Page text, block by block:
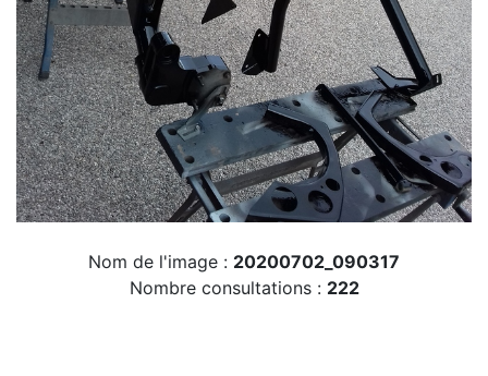
Nom de l'image : 20200702_090317
Nombre consultations : 222